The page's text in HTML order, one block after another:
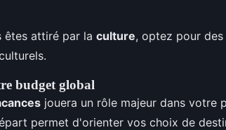
êtes attiré par la culture, optez pour
budget global
jouera un rôle majeur dans votre
permet d'orienter vos choix de